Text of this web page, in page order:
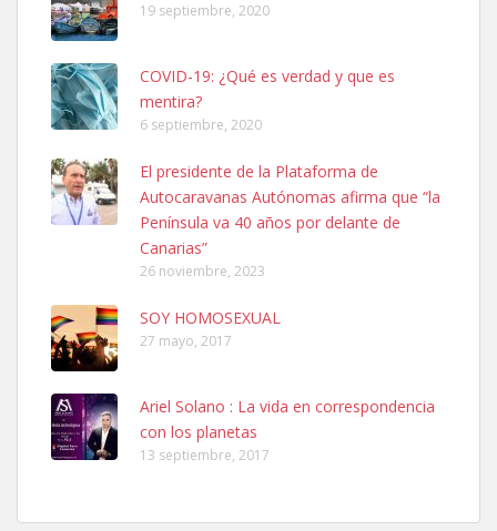
SHIBA PERDIDO AVDA JOSE MESA Y LOPEZ
PERRO MACHO RAZA SHIBA CON MICROCHIP PERDIDO HOY
06/07/2025 ZONA MESA Y LOPEZ. ES MUY ASUSTADIZO
Leales.org » Gran Canaria
6.7.2025
Ninfa perdida
El día 5 se los perdió una ninfa papillera, asustada tiene miedo a la
calle, se perdió por la zon...
19 septiembre, 2020
COVID-19: ¿Qué es verdad y que es
mentira?
6 septiembre, 2020
El presidente de la Plataforma de
Autocaravanas Autónomas afirma que “la
Península va 40 años por delante de
Canarias”
26 noviembre, 2023
SOY HOMOSEXUAL
27 mayo, 2017
Ariel Solano : La vida en correspondencia
con los planetas
13 septiembre, 2017